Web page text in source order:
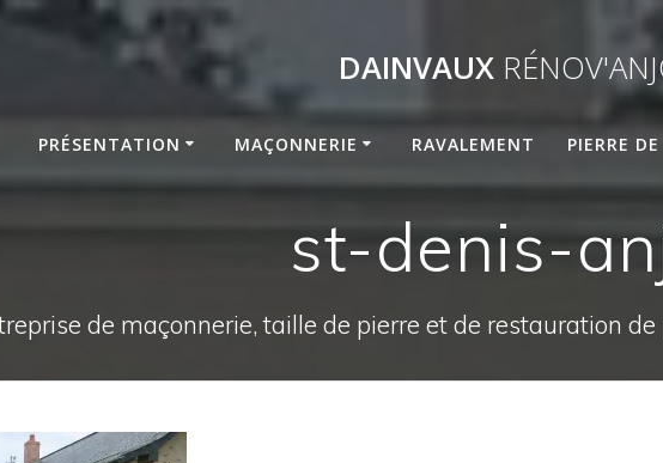
DAINVAUX
PRÉSENTATION MAÇONNERIE RAVALEMENT PIERRE
st-denis-
de maçonnerie, taille de pierre et de restauration